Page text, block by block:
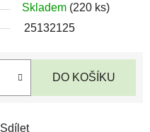
Skladem (220 ks)
25132125
DO KOŠÍKU
Sdílet